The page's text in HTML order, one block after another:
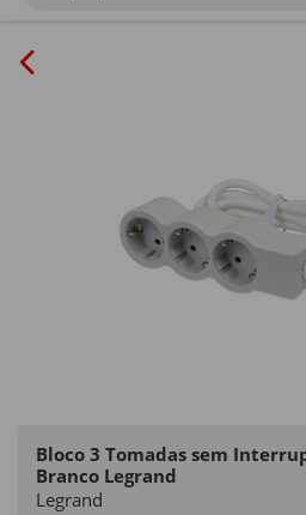
Bloco 3 Tomadas sem
Branco Legrand
Legrand